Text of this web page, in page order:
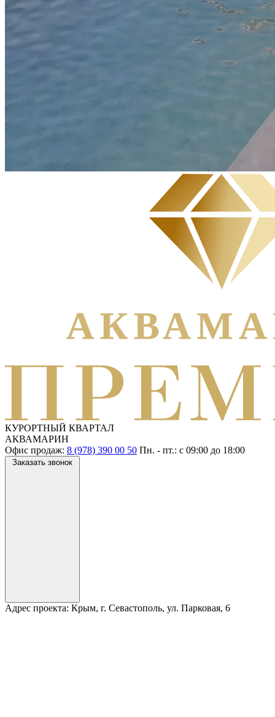
КУРОРТНЫЙ КВАРТАЛ
АКВАМАРИН
Офис продаж: 8 (978) 390 00 50 Пн. - пт.: с 09:00 до 18:00
Заказать звонок
Адрес проекта: Крым, г. Севастополь, ул. Парковая, 6